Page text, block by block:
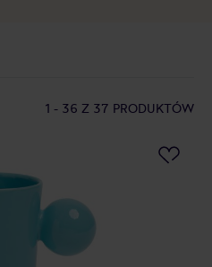
1 - 36 Z 37 PRODUKTÓW